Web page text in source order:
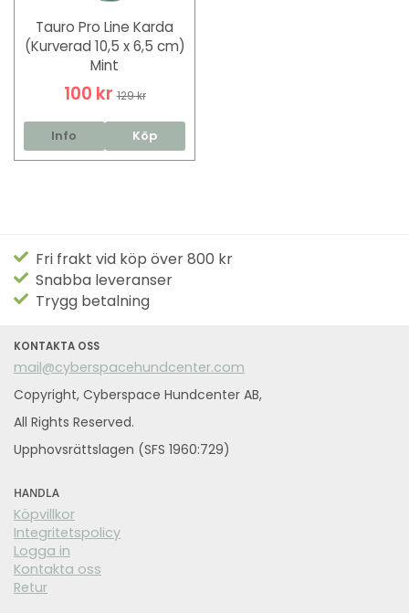
Tauro Pro Line Karda
(Kurverad 10,5 x 6,5 cm)
Mint
100 kr 129 kr
Info Köp
Fri frakt vid köp över 800 kr
Snabba leveranser
Trygg betalning
KONTAKTA OSS
mail@cyberspacehundcenter.com
Copyright, Cyberspace Hundcenter AB,
All Rights Reserved.
Upphovsrättslagen (SFS 1960:729)
HANDLA
Köpvillkor
Integritetspolicy
Logga in
Kontakta oss
Retur